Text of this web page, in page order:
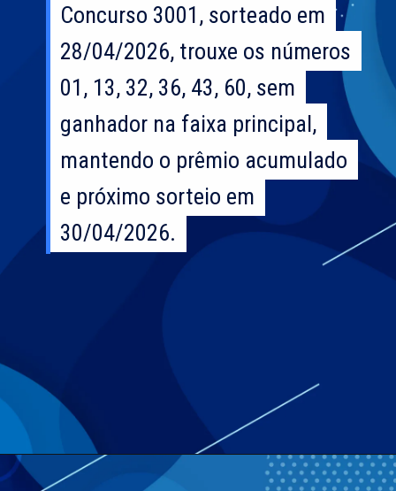
Concurso 3001, sorteado em
28/04/2026, trouxe os números
01, 13, 32, 36, 43, 60, sem
ganhador na faixa principal,
mantendo o prêmio acumulado
e próximo sorteio em
30/04/2026.
Concurso 3001, sorteado em
28/04/2026, trouxe os números
01, 13, 32, 36, 43, 60, sem
ganhador na faixa principal,
mantendo o prêmio acumulado
e próximo sorteio em
30/04/2026.